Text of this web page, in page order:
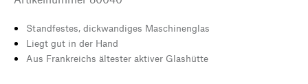
Standfestes, dickwandiges Maschinenglas
Liegt gut in der Hand
Aus Frankreichs ältester aktiver Glashütte